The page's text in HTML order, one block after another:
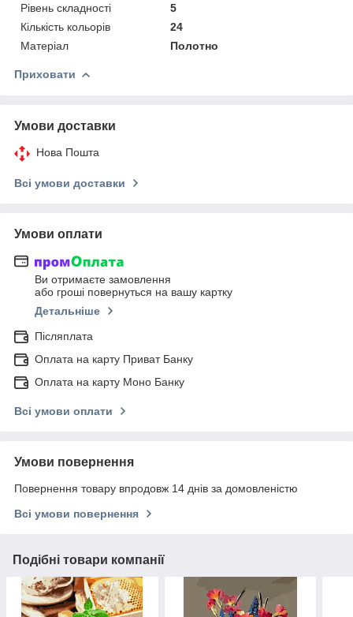
Рівень складності
5
Кількість кольорів
24
Матеріал
Полотно
Приховати
Умови доставки
Нова Пошта
Всі умови доставки
Умови оплати
Ви отримаєте замовлення
або гроші повернуться на вашу картку
Детальніше
Післяплата
Оплата на карту Приват Банку
Оплата на карту Моно Банку
Всі умови оплати
Умови повернення
Повернення товару впродовж 14 днів за домовленістю
Всі умови повернення
Подібні товари компанії